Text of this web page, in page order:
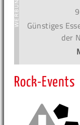
Günstiges
der
Rock-Events